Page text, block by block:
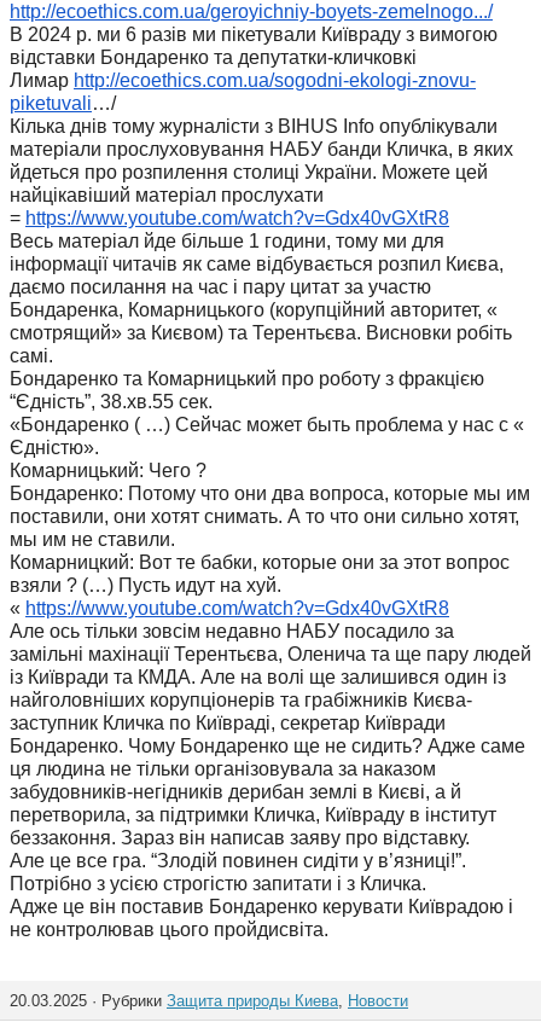
http://ecoethics.com.ua/geroyichniy-boyets-zemelnogo.../
В 2024 р. ми 6 разів ми пікетували Київраду з вимогою
відставки Бондаренко та депутатки-кличковкі
Лимар http://ecoethics.com.ua/sogodni-ekologi-znovu-
piketuvali…/
Кілька днів тому журналісти з BIHUS Info опублікували
матеріали прослуховування НАБУ банди Кличка, в яких
йдеться про розпилення столиці України. Можете цей
найцікавіший матеріал прослухати
= https://www.youtube.com/watch?v=Gdx40vGXtR8
Весь матеріал йде більше 1 години, тому ми для
інформації читачів як саме відбувається розпил Києва,
даємо посилання на час і пару цитат за участю
Бондаренка, Комарницького (корупційний авторитет, «
смотрящий» за Києвом) та Терентьєва. Висновки робіть
самі.
Бондаренко та Комарницький про роботу з фракцією
“Єдність”, 38.хв.55 сек.
«Бондаренко ( …) Сейчас может быть проблема у нас с «
Єдністю».
Комарницький: Чего ?
Бондаренко: Потому что они два вопроса, которые мы им
поставили, они хотят снимать. А то что они сильно хотят,
мы им не ставили.
Комарницкий: Вот те бабки, которые они за этот вопрос
взяли ? (…) Пусть идут на хуй.
« https://www.youtube.com/watch?v=Gdx40vGXtR8
Але ось тільки зовсім недавно НАБУ посадило за
замільні махінації Терентьєва, Оленича та ще пару людей
із Київради та КМДА. Але на волі ще залишився один із
найголовніших корупціонерів та грабіжників Києва-
заступник Кличка по Київраді, секретар Київради
Бондаренко. Чому Бондаренко ще не сидить? Адже саме
ця людина не тільки організовувала за наказом
забудовників-негідників дерибан землі в Києві, а й
перетворила, за підтримки Кличка, Київраду в інститут
беззаконня. Зараз він написав заяву про відставку.
Але це все гра. “Злодій повинен сидіти у в’язниці!”.
Потрібно з усією строгістю запитати і з Кличка.
Адже це він поставив Бондаренко керувати Київрадою і
не контролював цього пройдисвіта.
20.03.2025 · Рубрики Защита природы Киева, Новости